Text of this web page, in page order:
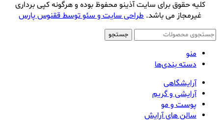
کلیه حقوق برای سایت آذینو محفوظ بوده و هرگونه کپی برداری
غیرمجاز می باشد. طراحی سایت و سئو توسط ققنوس پارس
جستجو
منو
دسته بندی‌ها
آرایشگاهی
آرایشی و گریم
پوست و مو
سالن های آرایش